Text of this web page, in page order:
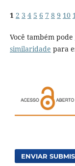
1 2 3 4 5 6 7 8 9 10
Você também pode
similaridade para
ENVIAR